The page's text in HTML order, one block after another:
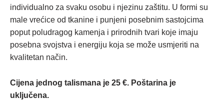
individualno za svaku osobu i njezinu zaštitu. U formi su
male vrećice od tkanine i punjeni posebnim sastojcima
poput poludragog kamenja i prirodnih tvari koje imaju
posebna svojstva i energiju koja se može usmjeriti na
kvalitetan način.
Cijena jednog talismana je 25 €. Poštarina je
uključena.